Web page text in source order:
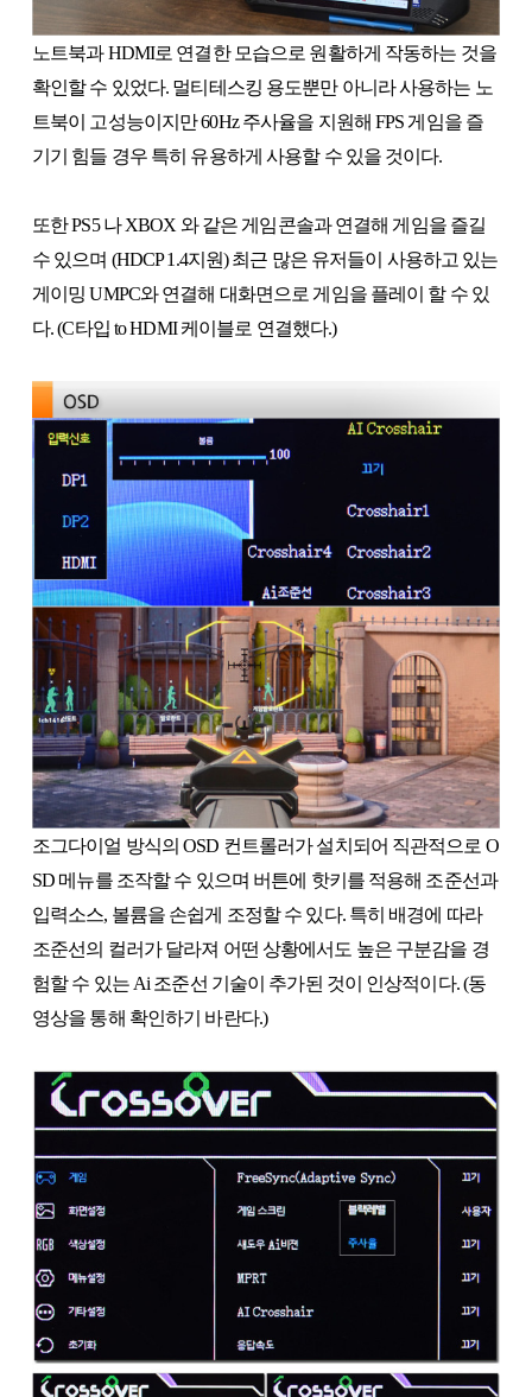
노트북과 HDMI로 연결한 모습으로 원활하게 작동하는 것을
확인할 수 있었다. 멀티테스킹 용도뿐만 아니라 사용하는 노
트북이 고성능이지만 60Hz 주사율을 지원해 FPS 게임을 즐
기기 힘들 경우 특히 유용하게 사용할 수 있을 것이다.
또한 PS5 나 XBOX 와 같은 게임콘솔과 연결해 게임을 즐길
수 있으며 (HDCP 1.4지원) 최근 많은 유저들이 사용하고 있는
게이밍 UMPC와 연결해 대화면으로 게임을 플레이 할 수 있
다. (C타입 to HDMI 케이블로 연결했다.)
조그다이얼 방식의 OSD 컨트롤러가 설치되어 직관적으로 O
SD 메뉴를 조작할 수 있으며 버튼에 핫키를 적용해 조준선과
입력소스, 볼륨을 손쉽게 조정할 수 있다. 특히 배경에 따라
조준선의 컬러가 달라져 어떤 상황에서도 높은 구분감을 경
험할 수 있는 Ai 조준선 기술이 추가된 것이 인상적이다. (동
영상을 통해 확인하기 바란다.)